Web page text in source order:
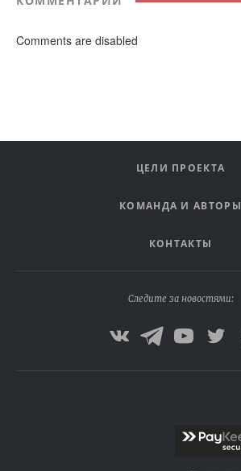
Comments are disabled
ЦЕЛИ ПРОЕКТА
КОМАНДА И АВТОРЫ
КОНТАКТЫ
Следите за новостями: